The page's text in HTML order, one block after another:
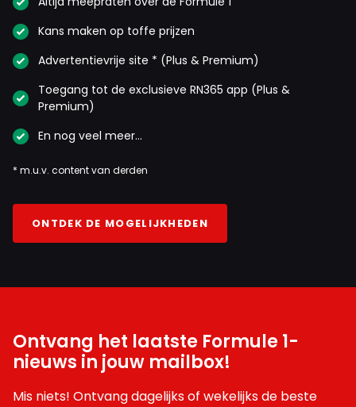
Kans maken op toffe prijzen
Advertentievrije site * (Plus & Premium)
Toegang tot de exclusieve RN365 app (Plus &
Premium)
En nog veel meer…
* m.u.v. content van derden
ONTDEK DE MOGELIJKHEDEN
Ontvang het laatste Formule 1-
nieuws in jouw mailbox!
Mis niets! Ontvang dagelijks of wekelijks de beste